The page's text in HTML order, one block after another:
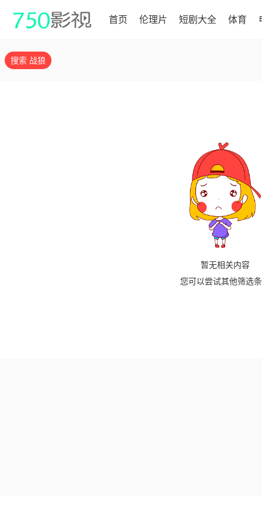
首页 伦理片 短剧大全 体育
搜索 战狼
暂无相关内容
您可以尝试其他筛选